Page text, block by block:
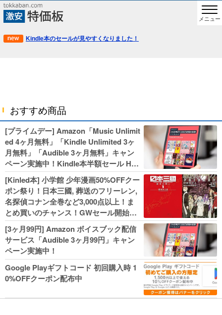
メニュー
Kindle本のセールが見やすくなりました！
おすすめ商品
[プライムデー] Amazon「Music Unlimit
ed 4ヶ月無料」「Kindle Unlimited 3ヶ
月無料」「Audible 3ヶ月無料」キャン
ペーン実施中！Kindle本半額セール HU
NTER×HUNTERなど集英社、無職転生,
幼女戦記などKADOKAWA、キャプテン
翼100円セールも！
[Kinled本] 小学館 少年漫画50%OFFクー
ポン祭り！日本三國, 葬送のフリーレン,
名探偵コナン全巻など3,000点以上！ま
とめ買いのチャンス！GWセール開始！
人気コミック多数 カドカワ祭やIT関連本
がセールに！
[3ヶ月99円] Amazon ボイスブック配信
サービス「Audible 3ヶ月99円」キャン
ペーン実施中！
Google Playギフトコード 初回購入時 1
0%OFFクーポン配布中